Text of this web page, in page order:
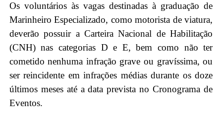
Os voluntários às vagas destinadas à graduação de
Marinheiro Especializado, como motorista de viatura,
deverão possuir a Carteira Nacional de Habilitação
(CNH) nas categorias D e E, bem como não ter
cometido nenhuma infração grave ou gravíssima, ou
ser reincidente em infrações médias durante os doze
últimos meses até a data prevista no Cronograma de
Eventos.